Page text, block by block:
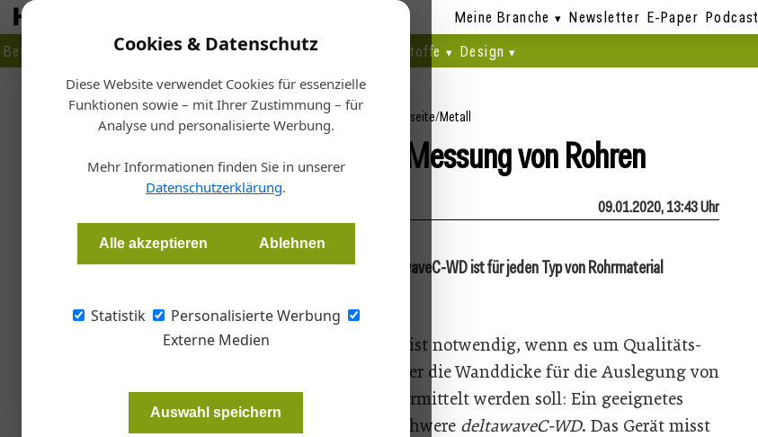
Cookies & Datenschutz
Diese Website verwendet Cookies für essenzielle
Funktionen sowie – mit Ihrer Zustimmung – für
Analyse und personalisierte Werbung.
Mehr Informationen finden Sie in unserer
Datenschutzerklärung.
Alle akzeptieren Ablehnen
Statistik
Personalisierte Werbung
Externe Medien
Auswahl speichern
Meine Branche Newsletter E-Paper Podcast
Betrieb
Planen Bauen Fertigen Bau- + Werkstoffe Design
Startseite/Metall
Zerstörungsfreie Messung von Rohren
09.01.2020, 13:43 Uhr
Das Ultraschall-Wanddickenmessgerät deltawaveC-WD ist für jeden Typ von Rohrmaterial
Die Messung von Rohrwanddicken ist notwendig, wenn es um Qualitäts-
oder Sicherheitsprüfungen geht, oder die Wanddicke für die Auslegung von
Ultraschall-Durchflussmessungen ermittelt werden soll: Ein geeignetes
Werkzeug dafür ist das nur 345 g schwere deltawaveC-WD. Das Gerät misst